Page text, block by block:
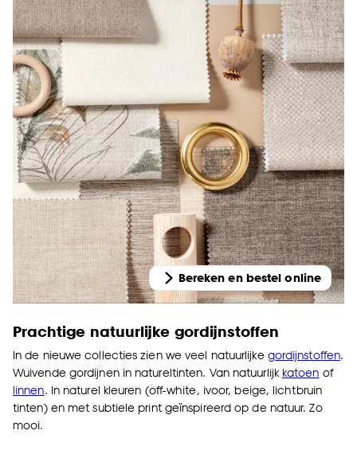
Bereken en bestel online
Prachtige natuurlijke gordijnstoffen
In de nieuwe collecties zien we veel natuurlijke gordijnstoffen.
Wuivende gordijnen in natureltinten. Van natuurlijk katoen of
linnen. In naturel kleuren (off-white, ivoor, beige, lichtbruin
tinten) en met subtiele print geïnspireerd op de natuur. Zo
mooi.